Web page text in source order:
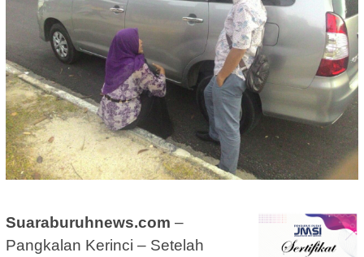
Suaraburuhnews.com –
Pangkalan Kerinci – Setelah